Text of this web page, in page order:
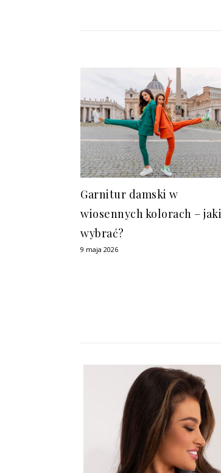
Garnitur damski w
wiosennych kolorach – jaki
wybrać?
9 maja 2026